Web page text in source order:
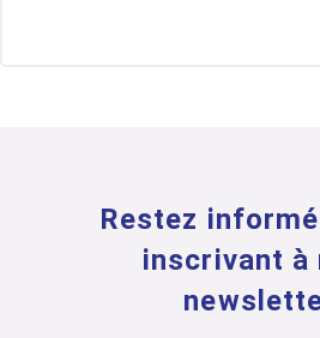
Restez
inscrivant à